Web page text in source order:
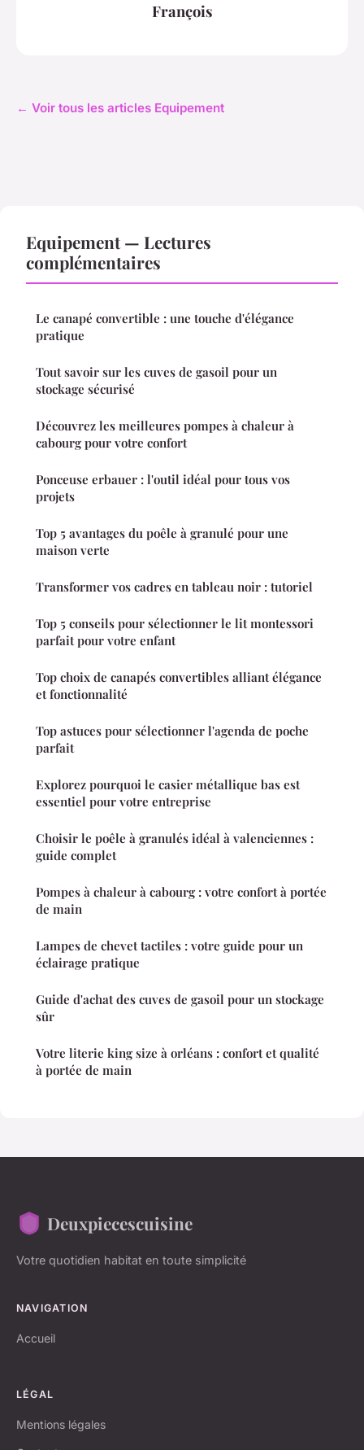
François
← Voir tous les articles Equipement
Equipement — Lectures
complémentaires
Le canapé convertible : une touche d'élégance
pratique
Tout savoir sur les cuves de gasoil pour un
stockage sécurisé
Découvrez les meilleures pompes à chaleur à
cabourg pour votre confort
Ponceuse erbauer : l'outil idéal pour tous vos
projets
Top 5 avantages du poêle à granulé pour une
maison verte
Transformer vos cadres en tableau noir : tutoriel
Top 5 conseils pour sélectionner le lit montessori
parfait pour votre enfant
Top choix de canapés convertibles alliant élégance
et fonctionnalité
Top astuces pour sélectionner l'agenda de poche
parfait
Explorez pourquoi le casier métallique bas est
essentiel pour votre entreprise
Choisir le poêle à granulés idéal à valenciennes :
guide complet
Pompes à chaleur à cabourg : votre confort à portée
de main
Lampes de chevet tactiles : votre guide pour un
éclairage pratique
Guide d'achat des cuves de gasoil pour un stockage
sûr
Votre literie king size à orléans : confort et qualité
à portée de main
Deuxpiecescuisine
Votre quotidien habitat en toute simplicité
NAVIGATION
Accueil
LÉGAL
Mentions légales